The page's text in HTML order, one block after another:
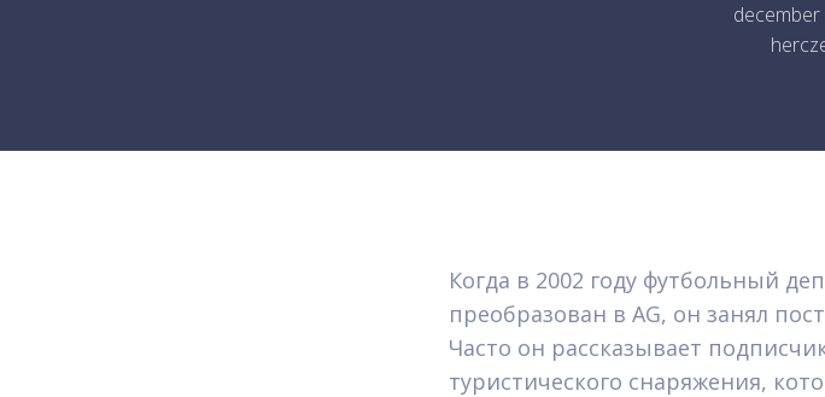
december
Когда в 2002 году футбольный
преобразован в AG, он занял
Часто он рассказывает
туристического снаряжения,